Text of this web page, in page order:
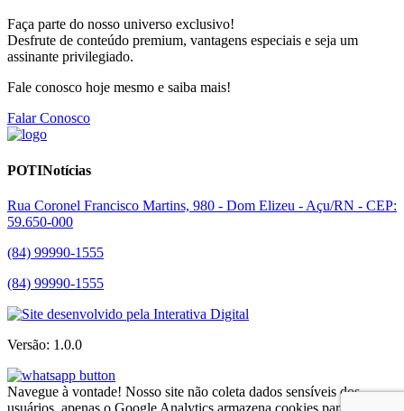
Faça parte do nosso universo exclusivo!
Desfrute de conteúdo premium, vantagens especiais e seja um
assinante privilegiado.
Fale conosco hoje mesmo e saiba mais!
Falar Conosco
POTINotícias
Rua Coronel Francisco Martins, 980 - Dom Elizeu - Açu/RN - CEP:
59.650-000
(84) 99990-1555
(84) 99990-1555
Versão: 1.0.0
Navegue à vontade! Nosso site não coleta dados sensíveis dos
usuários, apenas o Google Analytics armazena cookies para